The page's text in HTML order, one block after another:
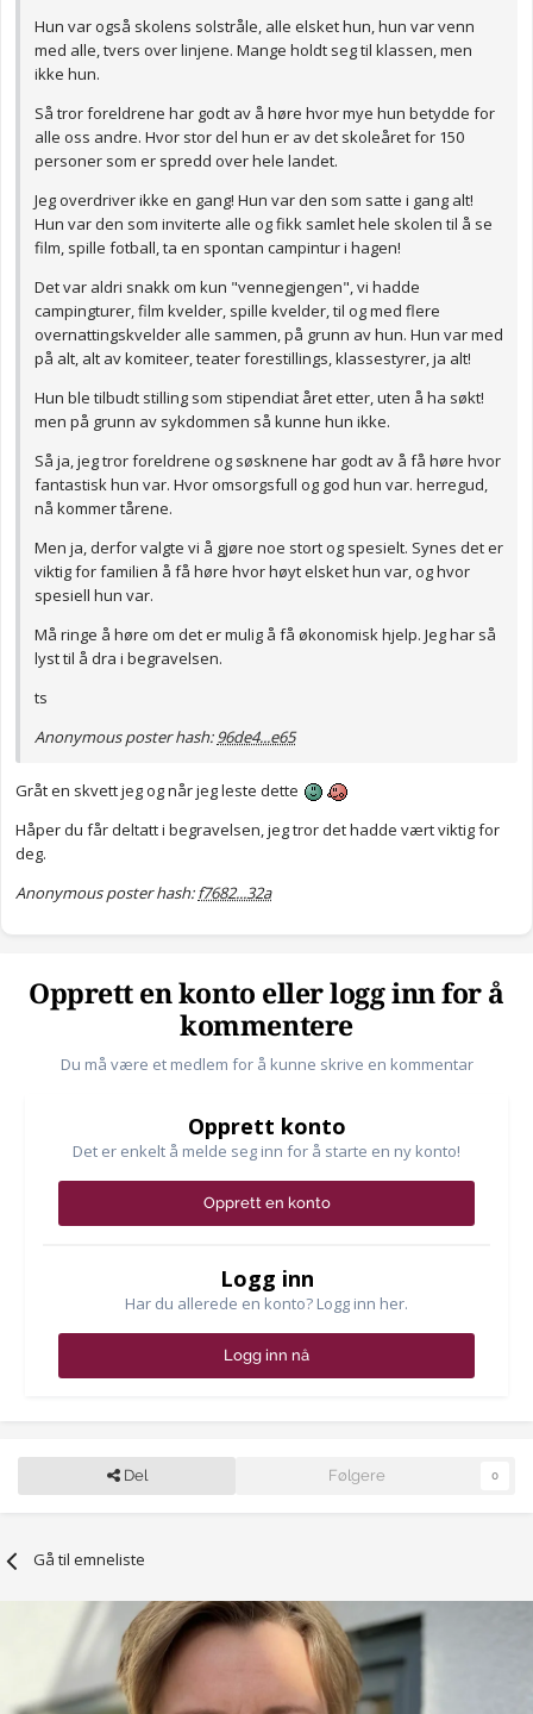
Hun var også skolens solstråle, alle elsket hun, hun var venn
med alle, tvers over linjene. Mange holdt seg til klassen, men
ikke hun.
Så tror foreldrene har godt av å høre hvor mye hun betydde for
alle oss andre. Hvor stor del hun er av det skoleåret for 150
personer som er spredd over hele landet.
Jeg overdriver ikke en gang! Hun var den som satte i gang alt!
Hun var den som inviterte alle og fikk samlet hele skolen til å se
film, spille fotball, ta en spontan campintur i hagen!
Det var aldri snakk om kun "vennegjengen", vi hadde
campingturer, film kvelder, spille kvelder, til og med flere
overnattingskvelder alle sammen, på grunn av hun. Hun var med
på alt, alt av komiteer, teater forestillings, klassestyrer, ja alt!
Hun ble tilbudt stilling som stipendiat året etter, uten å ha søkt!
men på grunn av sykdommen så kunne hun ikke.
Så ja, jeg tror foreldrene og søsknene har godt av å få høre hvor
fantastisk hun var. Hvor omsorgsfull og god hun var. herregud,
nå kommer tårene.
Men ja, derfor valgte vi å gjøre noe stort og spesielt. Synes det er
viktig for familien å få høre hvor høyt elsket hun var, og hvor
spesiell hun var.
Må ringe å høre om det er mulig å få økonomisk hjelp. Jeg har så
lyst til å dra i begravelsen.
ts
Anonymous poster hash:96de4...e65
Gråt en skvett jeg og når jeg leste dette
Håper du får deltatt i begravelsen, jeg tror det hadde vært viktig for
deg.
Anonymous poster hash:f7682...32a
Opprett en konto eller logg inn for å
kommentere
Du må være et medlem for å kunne skrive en kommentar
Opprett konto
Det er enkelt å melde seg inn for å starte en ny konto!
Opprett en konto
Logg inn
Har du allerede en konto? Logg inn her.
Logg inn nå
Del Følgere 0
Gå til emneliste